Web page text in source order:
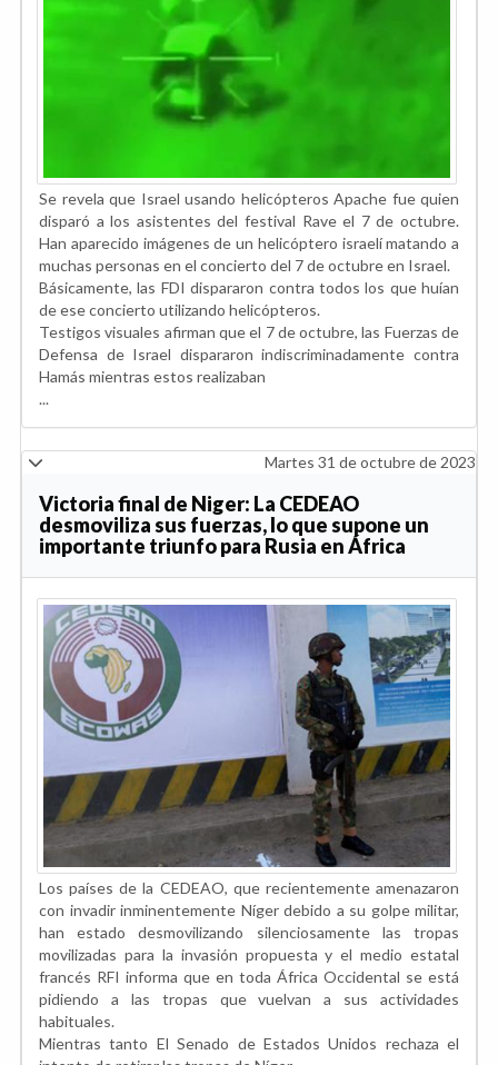
Se revela que Israel usando helicópteros Apache fue quien
disparó a los asistentes del festival Rave el 7 de octubre.
Han aparecido imágenes de un helicóptero israelí matando a
muchas personas en el concierto del 7 de octubre en Israel.
Básicamente, las FDI dispararon contra todos los que huían
de ese concierto utilizando helicópteros.
Testigos visuales afirman que el 7 de octubre, las Fuerzas de
Defensa de Israel dispararon indiscriminadamente contra
Hamás mientras estos realizaban
...
Martes 31 de octubre de 2023
Victoria final de Niger: La CEDEAO
desmoviliza sus fuerzas, lo que supone un
importante triunfo para Rusia en África
Los países de la CEDEAO, que recientemente amenazaron
con invadir inminentemente Níger debido a su golpe militar,
han estado desmovilizando silenciosamente las tropas
movilizadas para la invasión propuesta y el medio estatal
francés RFI informa que en toda África Occidental se está
pidiendo a las tropas que vuelvan a sus actividades
habituales.
Mientras tanto El Senado de Estados Unidos rechaza el